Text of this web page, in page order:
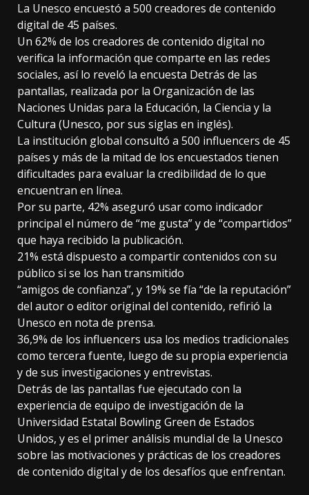
La Unesco encuestó a 500 creadores de contenido
digital de 45 países.
Un 62% de los creadores de contenido digital no
verifica la información que comparte en las redes
sociales, así lo reveló la encuesta Detrás de las
pantallas, realizada por la Organización de las
Naciones Unidas para la Educación, la Ciencia y la
Cultura (Unesco, por sus siglas en inglés).
La institución global consultó a 500 influencers de 45
países y más de la mitad de los encuestados tienen
dificultades para evaluar la credibilidad de lo que
encuentran en línea.
Por su parte, 42% aseguró usar como indicador
principal el número de “me gusta” y de “compartidos”
que haya recibido la publicación.
21% está dispuesto a compartir contenidos con su
público si se los han transmitido
“amigos de confianza”, y 19% se fía “de la reputación”
del autor o editor original del contenido, refirió la
Unesco en nota de prensa.
36,9% de los influencers usa los medios tradicionales
como tercera fuente, luego de su propia experiencia
y de sus investigaciones y entrevistas.
Detrás de las pantallas fue ejecutado con la
experiencia de equipo de investigación de la
Universidad Estatal Bowling Green de Estados
Unidos, y es el primer análisis mundial de la Unesco
sobre las motivaciones y prácticas de los creadores
de contenido digital y de los desafíos que enfrentan.